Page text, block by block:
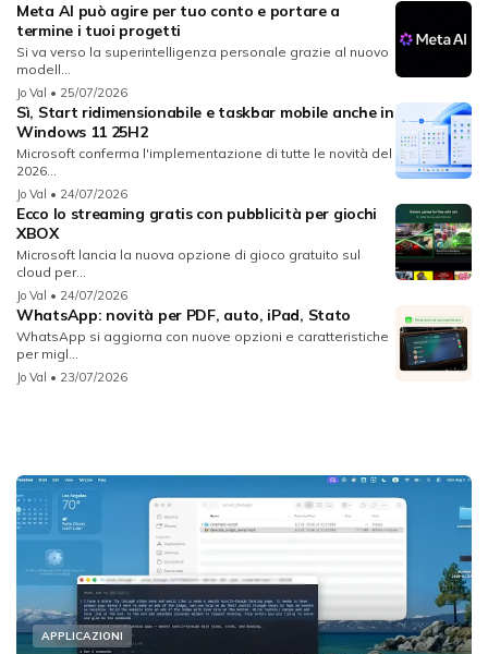
Meta AI può agire per tuo conto e portare a
termine i tuoi progetti
Si va verso la superintelligenza personale grazie al nuovo
modell...
Jo Val • 25/07/2026
Sì, Start ridimensionabile e taskbar mobile anche in
Windows 11 25H2
Microsoft conferma l'implementazione di tutte le novità del
2026...
Jo Val • 24/07/2026
Ecco lo streaming gratis con pubblicità per giochi
XBOX
Microsoft lancia la nuova opzione di gioco gratuito sul
cloud per...
Jo Val • 24/07/2026
WhatsApp: novità per PDF, auto, iPad, Stato
WhatsApp si aggiorna con nuove opzioni e caratteristiche
per migl...
Jo Val • 23/07/2026
APPLICAZIONI